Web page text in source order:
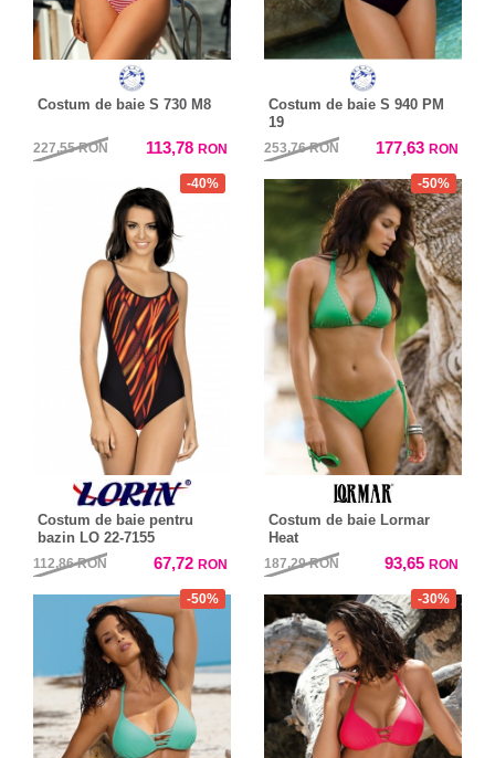
Costum de baie S 730 M8
227,55RON 113,78 RON
Costum de baie S 940 PM
19
253,76RON 177,63 RON
-40%
Costum de baie pentru
bazin LO 22-7155
112,86RON 67,72 RON
-50%
Costum de baie Lormar
Heat
187,29RON 93,65 RON
-50% -30%